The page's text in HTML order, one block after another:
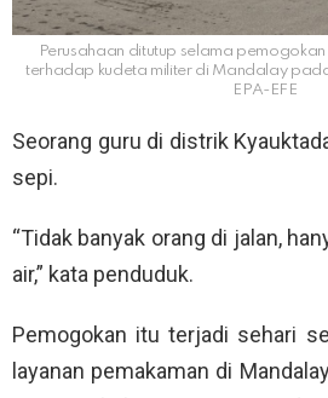
Perusahaan ditutup selama
terhadap kudeta militer di Mandalay
EPA-EFE
Seorang guru di distrik
sepi.
“Tidak banyak orang di jalan,
air,” kata penduduk.
Pemogokan itu terjadi sehari
layanan pemakaman di